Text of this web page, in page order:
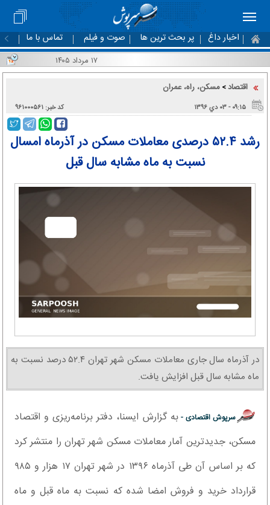
اخبار داغ پر بحث ترین ها صوت و فیلم تماس با ما
۱۷ مرداد ۱۴۰۵
اقتصاد> مسکن، راه، عمران
۰۹:۱۵ - ۰۳ دي ۱۳۹۶ کد خبر: ۹۶۱۰۰۰۵۶۱
رشد ۵۲.۴ درصدی معاملات مسکن در آذرماه امسال
نسبت به ماه مشابه سال قبل
در آذرماه سال جاری معاملات مسکن شهر تهران ۵۲.۴ درصد نسبت به
ماه مشابه سال قبل افزایش یافت.
سرپوش اقتصادی -به گزارش ایسنا، دفتر برنامه‌ریزی و اقتصاد
مسکن، جدیدترین آمار معاملات مسکن شهر تهران را منتشر کرد
که بر اساس آن طی آذرماه ۱۳۹۶ در شهر تهران ۱۷ هزار و ۹۸۵
قرارداد خرید و فروش امضا شده که نسبت به ماه قبل و ماه